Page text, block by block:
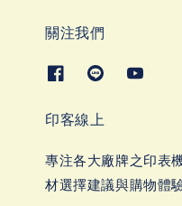
關注我們
印客線上
專注各大廠牌之印表
材選擇建議與購物體驗